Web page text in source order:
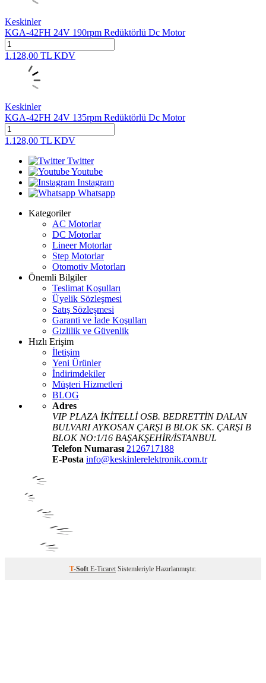
Keskinler
KGA-42FH 24V 190rpm Redüktörlü Dc Motor
1.128,00 TL KDV
Keskinler
KGA-42FH 24V 135rpm Redüktörlü Dc Motor
1.128,00 TL KDV
Twitter
Youtube
Instagram
Whatsapp
Kategoriler
AC Motorlar
DC Motorlar
Lineer Motorlar
Step Motorlar
Otomotiv Motorları
Önemli Bilgiler
Teslimat Koşulları
Üyelik Sözleşmesi
Satış Sözleşmesi
Garanti ve İade Koşulları
Gizlilik ve Güvenlik
Hızlı Erişim
İletişim
Yeni Ürünler
İndirimdekiler
Müşteri Hizmetleri
BLOG
Adres
VIP PLAZA İKİTELLİ OSB. BEDRETTİN DALAN
BULVARI AYKOSAN ÇARŞI B BLOK SK. ÇARŞI B
BLOK NO:1/16 BAŞAKŞEHİR/İSTANBUL
Telefon Numarası 2126717188
E-Posta info@keskinlerelektronik.com.tr
T-Soft E-Ticaret Sistemleriyle Hazırlanmıştır.